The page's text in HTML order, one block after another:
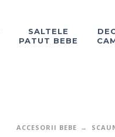
SALTELE
PATUT BEBE
ACCESORII BEBE